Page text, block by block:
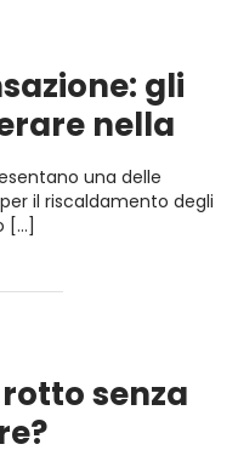
gli
nella
una delle
il riscaldamento degli
[…]
senza